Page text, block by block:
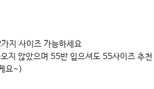
지 사이즈 가능하세요
지 않았으며 55반 입으셔도 55사이즈 추천
요~)